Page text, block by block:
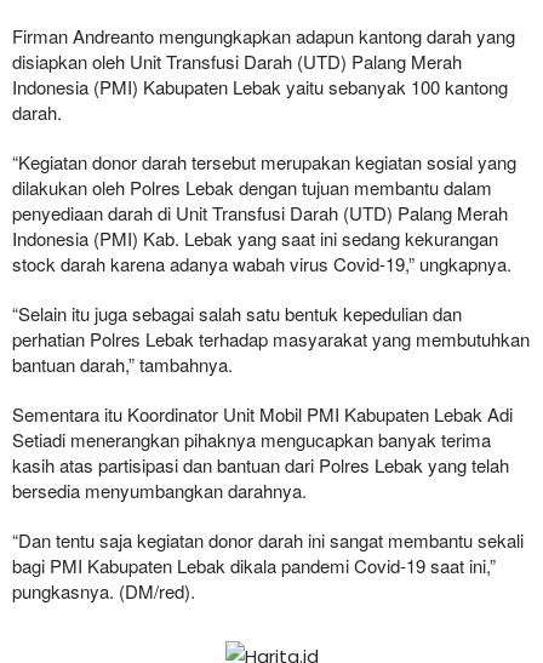
Firman Andreanto mengungkapkan adapun kantong darah yang
disiapkan oleh Unit Transfusi Darah (UTD) Palang Merah
Indonesia (PMI) Kabupaten Lebak yaitu sebanyak 100 kantong
darah.
“Kegiatan donor darah tersebut merupakan kegiatan sosial yang
dilakukan oleh Polres Lebak dengan tujuan membantu dalam
penyediaan darah di Unit Transfusi Darah (UTD) Palang Merah
Indonesia (PMI) Kab. Lebak yang saat ini sedang kekurangan
stock darah karena adanya wabah virus Covid-19,” ungkapnya.
“Selain itu juga sebagai salah satu bentuk kepedulian dan
perhatian Polres Lebak terhadap masyarakat yang membutuhkan
bantuan darah,” tambahnya.
Sementara itu Koordinator Unit Mobil PMI Kabupaten Lebak Adi
Setiadi menerangkan pihaknya mengucapkan banyak terima
kasih atas partisipasi dan bantuan dari Polres Lebak yang telah
bersedia menyumbangkan darahnya.
“Dan tentu saja kegiatan donor darah ini sangat membantu sekali
bagi PMI Kabupaten Lebak dikala pandemi Covid-19 saat ini,”
pungkasnya. (DM/red).